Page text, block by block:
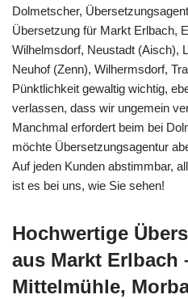
Dolmetscher,
Übersetzung für Markt Erlbach,
Wilhelmsdorf, Neustadt (Aisch),
Neuhof (Zenn), Wilhermsdorf,
Pünktlichkeit gewaltig wichtig,
verlassen, dass wir ungemein
Manchmal erfordert beim bei
möchte Übersetzungsagentur
Auf jeden Kunden abstimmbar,
ist es bei uns, wie Sie sehen!
Hochwertige
aus Markt Erlbach
Mittelmühle,